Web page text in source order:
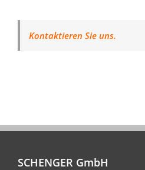
Kontaktieren Sie uns.
SCHENGER GmbH